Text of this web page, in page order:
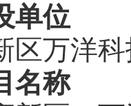
单位
万洋科
名称